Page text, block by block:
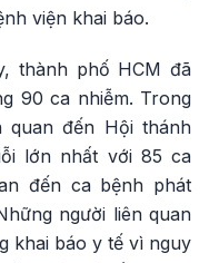
viện khai báo.
thành phố HCM đã
90 ca nhiễm. Trong
quan đến Hội thánh
lớn nhất với 85 ca
đến ca bệnh phát
người liên quan
khai báo y tế vì nguy